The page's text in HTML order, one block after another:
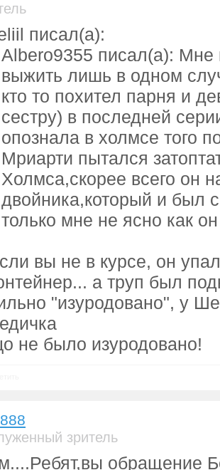
писал(а):
Albero9355 писал(а): Мне
выжить лишь в одном
кто то похител парня и
сестру) в последней
опознала в холмсе того
Мриарти пытался
Холмса,скорее всего он
двойника,который и был
только мне не ясно как
вы не в курсе, он
а труп был
"изуродовано", у
не было изуродовано!
зритель
обращение